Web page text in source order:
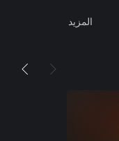
المزيد